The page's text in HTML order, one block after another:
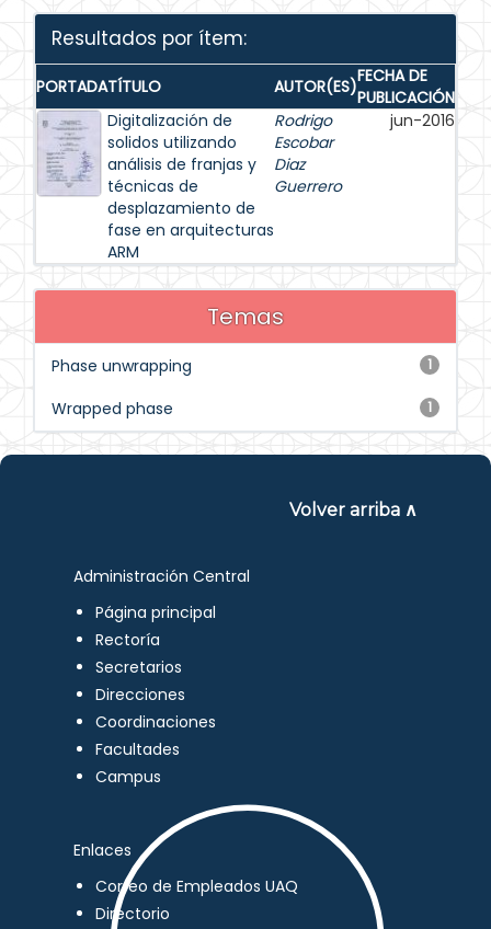
Resultados por ítem:
PORTADATÍTULO AUTOR(ES)FECHA DE
PUBLICACIÓN
Digitalización de
solidos utilizando
análisis de franjas y
técnicas de
desplazamiento de
fase en arquitecturas
ARM
Rodrigo
Escobar
Diaz
Guerrero
jun-2016
Temas
1
Phase unwrapping
1
Wrapped phase
Volver arriba ∧
Administración Central
Página principal
Rectoría
Secretarios
Direcciones
Coordinaciones
Facultades
Campus
Enlaces
Correo de Empleados UAQ
Directorio